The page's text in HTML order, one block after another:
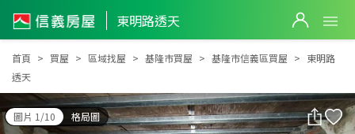
東明路透天
東明路透天
首頁 買屋 區域找屋 基隆市買屋 基隆市信義區買屋
東明路
透天
圖片 1/10 格局圖